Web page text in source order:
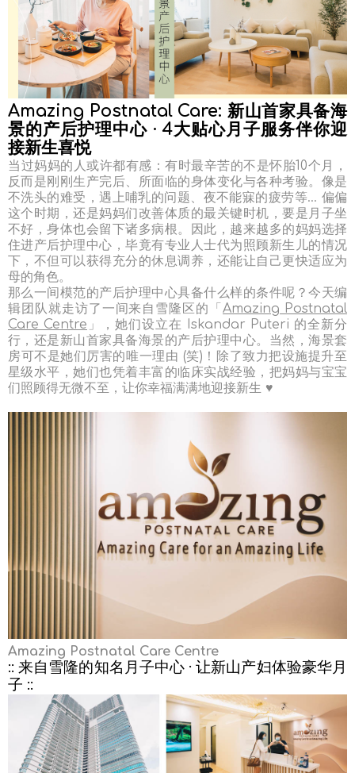
Amazing Postnatal Care: 新山首家具备海
景的产后护理中心 · 4大贴心月子服务伴你迎
接新生喜悦
当过妈妈的人或许都有感：有时最辛苦的不是怀胎10个月，
反而是刚刚生产完后、所面临的身体变化与各种考验。像是
不洗头的难受，遇上哺乳的问题、夜不能寐的疲劳等… 偏偏
这个时期，还是妈妈们改善体质的最关键时机，要是月子坐
不好，身体也会留下诸多病根。因此，越来越多的妈妈选择
住进产后护理中心，毕竟有专业人士代为照顾新生儿的情况
下，不但可以获得充分的休息调养，还能让自己更快适应为
母的角色。
那么一间模范的产后护理中心具备什么样的条件呢？今天编
辑团队就走访了一间来自雪隆区的「Amazing Postnatal
Care Centre 」，她们设立在 Iskandar Puteri 的全新分
行，还是新山首家具备海景的产后护理中心。当然，海景套
房可不是她们厉害的唯一理由 (笑)！除了致力把设施提升至
星级水平，她们也凭着丰富的临床实战经验，把妈妈与宝宝
们照顾得无微不至，让你幸福满满地迎接新生 ♥
Amazing Postnatal Care Centre
:: 来自雪隆的知名月子中心 · 让新山产妇体验豪华月
子 ::